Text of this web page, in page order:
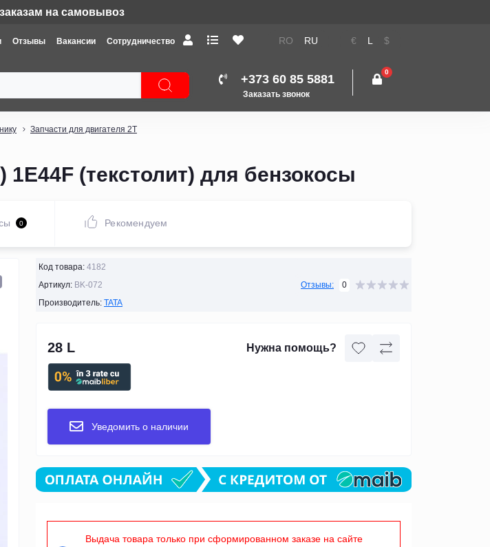
доставка
Отзывы Вакансии Сотрудничество RO RU € L $
+373 60 85 5881
Заказать звонок
0
Запчасти для двигателя 2Т
(текстолит) для бензокосы
0 Рекомендуем
Код товара: 4182
Артикул: BK-072
Производитель: TATA
Отзывы: 0
28 L Нужна помощь?
Уведомить о наличии
Выдача товара только при сформированном заказе на сайте